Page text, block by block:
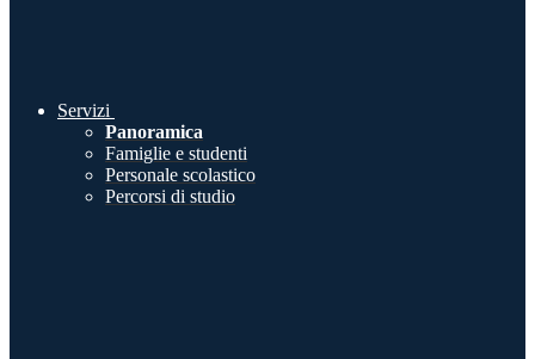
Servizi
Panoramica
Famiglie e studenti
Personale scolastico
Percorsi di studio